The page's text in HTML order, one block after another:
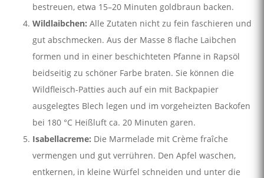
bestreuen, etwa 15–20 Minuten goldbraun backen.
Wildlaibchen: Alle Zutaten nicht zu fein faschieren und
gut abschmecken. Aus der Masse 8 flache Laibchen
formen und in einer beschichteten Pfanne in Rapsöl
beidseitig zu schöner Farbe braten. Sie können die
Wildfleisch-Patties auch auf ein mit Backpapier
ausgelegtes Blech legen und im vorgeheizten Backofen
bei 180 °C Heißluft ca. 20 Minuten garen.
Isabellacreme: Die Marmelade mit Crème fraîche
vermengen und gut verrühren. Den Apfel waschen,
entkernen, in kleine Würfel schneiden und unter die